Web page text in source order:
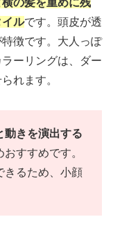
イルです。頭皮が透
徴です。大人っぽ
ーリングは、ダー
れます。
動きを演出する
おすすめです。
きるため、小顔